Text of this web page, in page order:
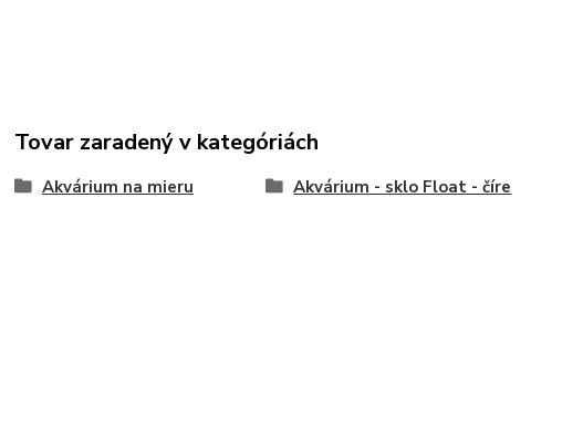
Tovar zaradený v kategóriách
Akvárium na mieru Akvárium - sklo Float - číre